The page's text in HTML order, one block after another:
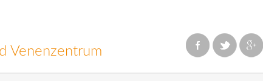
Venenzentrum